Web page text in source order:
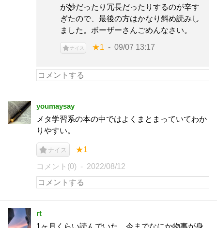
が妙だったり冗長だったりするのが辛す
ぎたので、最後の方はかなり斜め読みし
ました。ボーザーさんごめんなさい。
ナイス ★1 09/07 13:17
youmaysay
メタ学習系の本の中ではよくまとまっていてわか
りやすい。
ナイス ★1
コメント(0) 2022/08/12
rt
1ヶ月くらい読んでいた。今までなにか物事が身